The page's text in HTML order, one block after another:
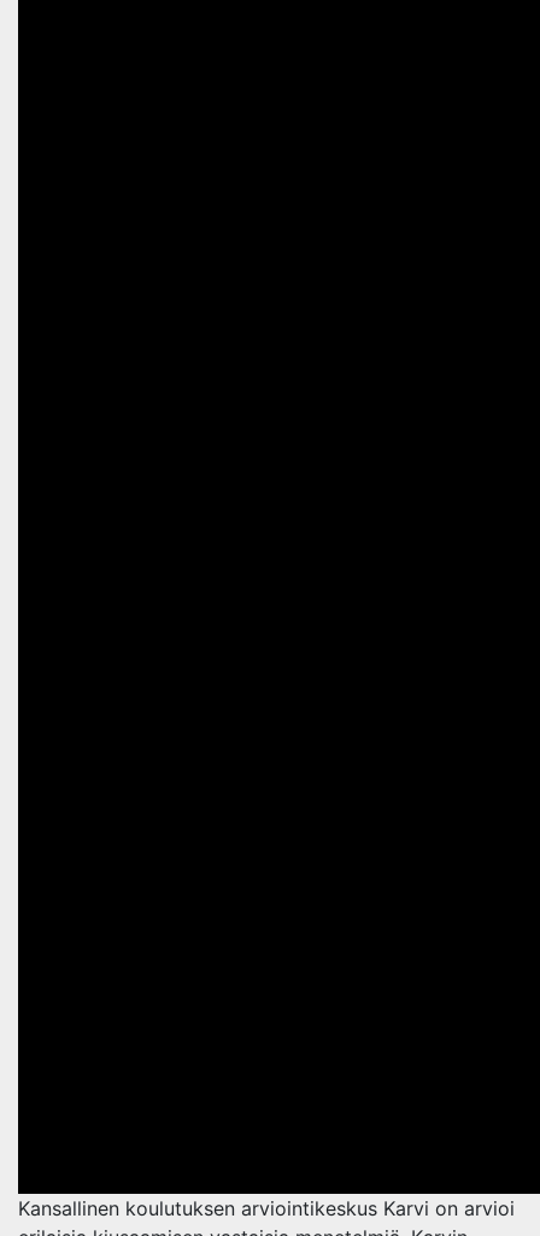
Kansallinen koulutuksen arviointikeskus Karvi on arvioi